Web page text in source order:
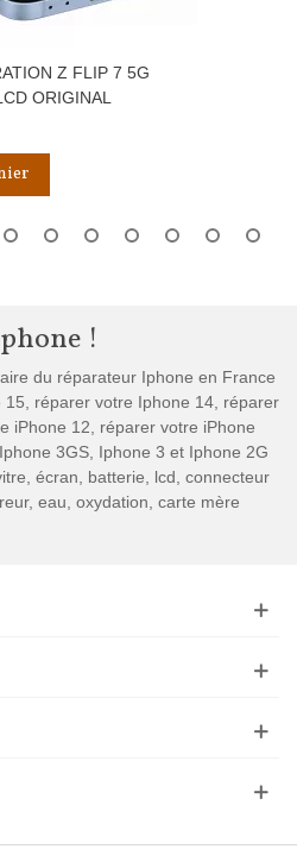
Z FLIP 7 5G
ORIGINAL
!
du réparateur Iphone en France
réparer votre Iphone 14, réparer
iPhone 12, réparer votre iPhone
3GS, Iphone 3 et Iphone 2G
écran, batterie, lcd, connecteur
eau, oxydation, carte mère